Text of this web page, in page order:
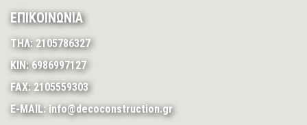
ΕΠΙΚΟΙΝΩΝΙΑ
ΤΗΛ: 2105786327
ΚΙΝ: 6986997127
FAX: 2105559303
E-MAIL: info@decoconstruction.gr